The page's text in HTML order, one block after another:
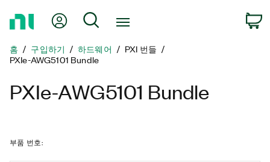
내 계정 검색
홈 구입하기 하드웨어
PXI 번들
PXIe-AWG5101 Bundle
PXIe-AWG5101 Bundle
부품 번호: